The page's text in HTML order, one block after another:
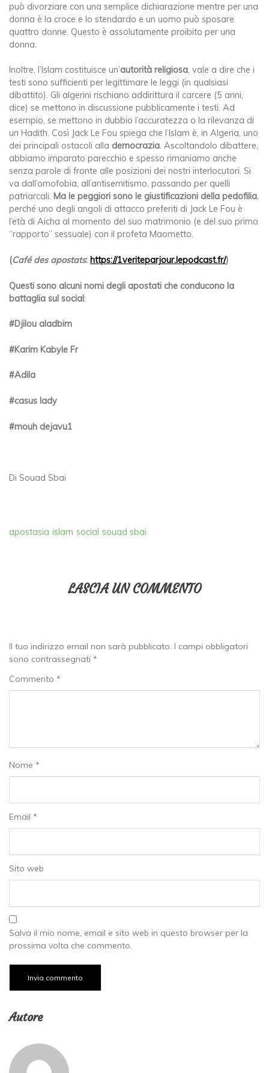
può divorziare con una semplice dichiarazione mentre per una
donna è la croce e lo stendardo e un uomo può sposare
quattro donne. Questo è assolutamente proibito per una
donna.
Inoltre, l’Islam costituisce un’autorità religiosa, vale a dire che i
testi sono sufficienti per legittimare le leggi (in qualsiasi
dibattito). Gli algerini rischiano addirittura il carcere (5 anni,
dice) se mettono in discussione pubblicamente i testi. Ad
esempio, se mettono in dubbio l’accuratezza o la rilevanza di
un Hadith. Così Jack Le Fou spiega che l’Islam è, in Algeria, uno
dei principali ostacoli alla democrazia. Ascoltandolo dibattere,
abbiamo imparato parecchio e spesso rimaniamo anche
senza parole di fronte alle posizioni dei nostri interlocutori. Si
va dall’omofobia, all’antisemitismo, passando per quelli
patriarcali. Ma le peggiori sono le giustificazioni della pedofilia,
perché uno degli angoli di attacco preferiti di Jack Le Fou è
l’età di Aicha al momento del suo matrimonio (e del suo primo
“rapporto” sessuale) con il profeta Maometto.
(Café des apostats: https://1veriteparjour.lepodcast.fr/)
Questi sono alcuni nomi degli apostati che conducono la
battaglia sul social:
#Djilou aladbim
#Karim Kabyle Fr
#Adila
#casus lady
#mouh dejavu1
Di Souad Sbai
apostasia islam social souad sbai
LASCIA UN COMMENTO
Il tuo indirizzo email non sarà pubblicato. I campi obbligatori
sono contrassegnati *
Commento *
Nome *
Email *
Sito web
Salva il mio nome, email e sito web in questo browser per la
prossima volta che commento.
Autore